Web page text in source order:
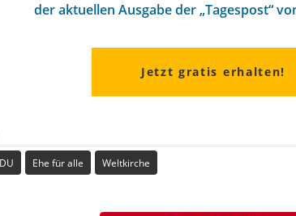
der aktuellen Ausgabe der „Tagespost“
Jetzt gratis erhalten!
Ehe für alle Weltkirche